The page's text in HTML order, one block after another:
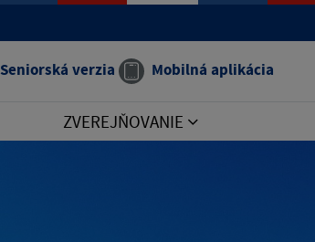
Seniorská verzia Mobilná aplikácia
ZVEREJŇOVANIE